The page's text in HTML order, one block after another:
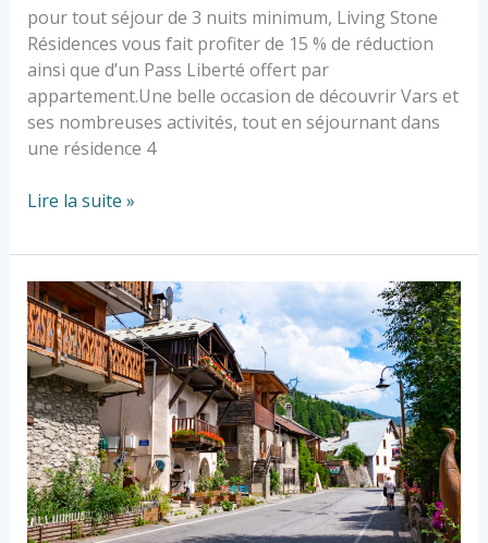
pour tout séjour de 3 nuits minimum, Living Stone
Résidences vous fait profiter de 15 % de réduction
ainsi que d’un Pass Liberté offert par
appartement.Une belle occasion de découvrir Vars et
ses nombreuses activités, tout en séjournant dans
une résidence 4
Lire la suite »
Vars
en
Fête
:
une
immersion
dans
les
traditions
pastorales